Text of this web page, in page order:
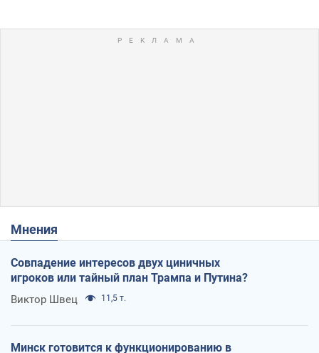
Мнения
Совпадение интересов двух циничных
игроков или тайный план Трампа и Путина?
Виктор Швец 11,5 т.
Минск готовится к функционированию в